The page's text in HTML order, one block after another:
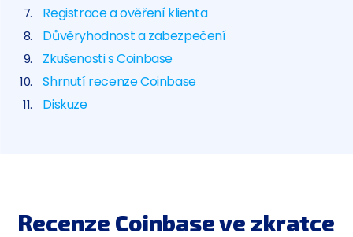
Registrace a ověření klienta
Důvěryhodnost a zabezpečení
Zkušenosti s Coinbase
Shrnutí recenze Coinbase
Diskuze
Recenze Coinbase ve zkratce